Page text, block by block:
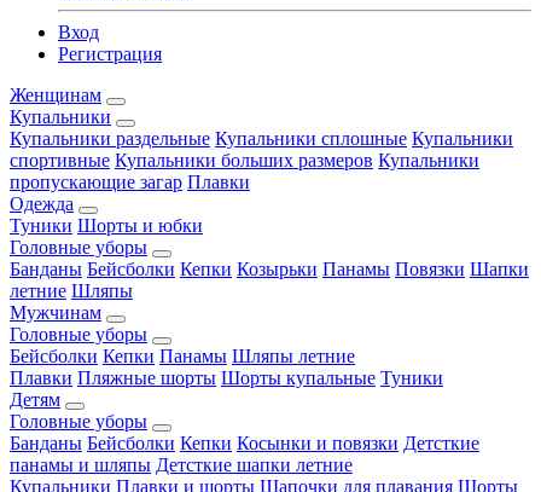
Вход
Регистрация
Женщинам
Купальники
Купальники раздельные Купальники сплошные Купальники
спортивные Купальники больших размеров Купальники
пропускающие загар Плавки
Одежда
Туники Шорты и юбки
Головные уборы
Банданы Бейсболки Кепки Козырьки Панамы Повязки Шапки
летние Шляпы
Мужчинам
Головные уборы
Бейсболки Кепки Панамы Шляпы летние
Плавки Пляжные шорты Шорты купальные Туники
Детям
Головные уборы
Банданы Бейсболки Кепки Косынки и повязки Детсткие
панамы и шляпы Детсткие шапки летние
Купальники Плавки и шорты Шапочки для плавания Шорты